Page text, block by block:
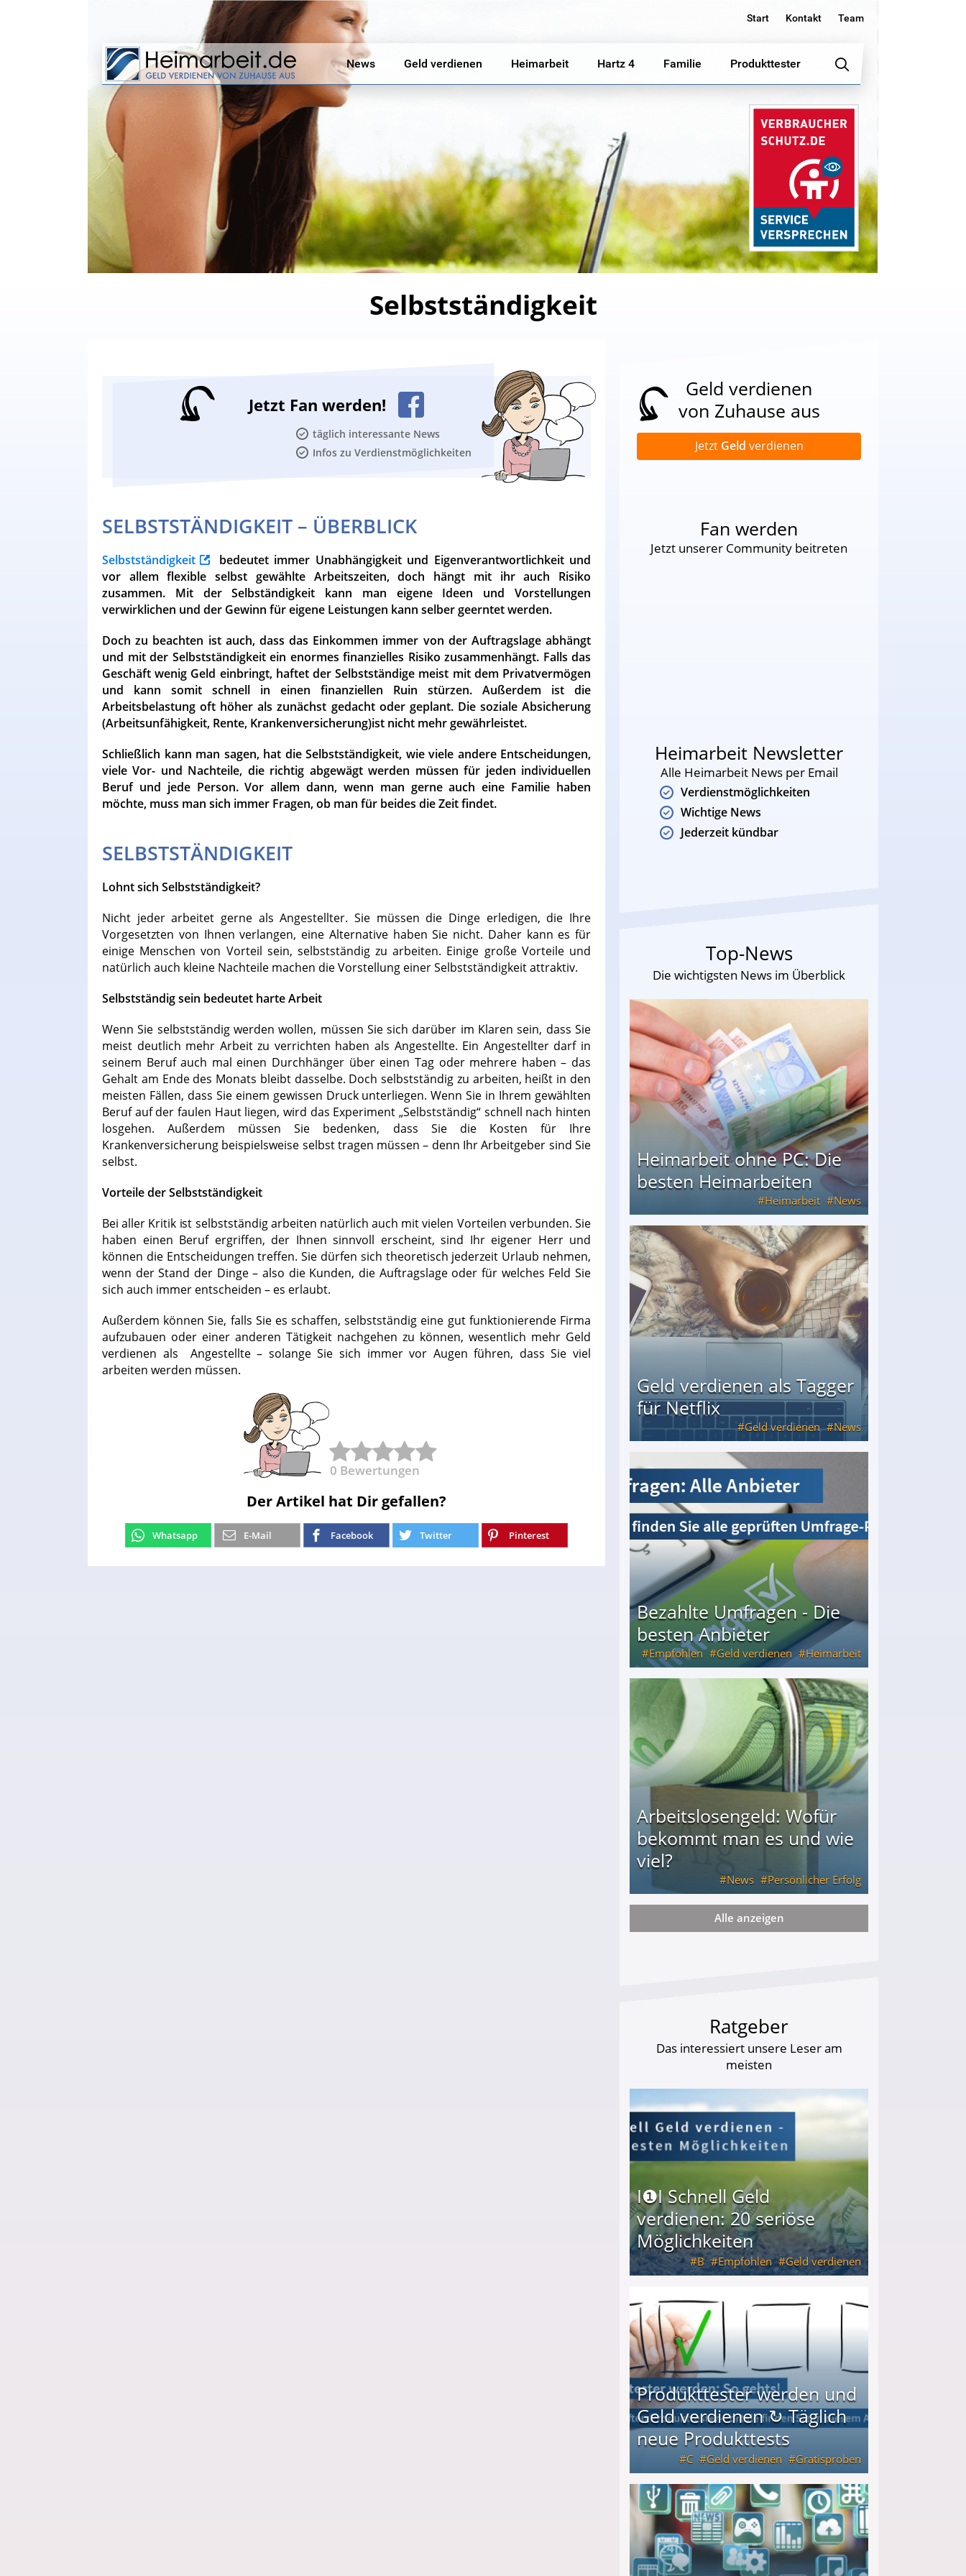
Start Kontakt Team
News Geld verdienen Heimarbeit Hartz 4 Familie Produkttester
Selbstständigkeit
Jetzt Fan werden!
täglich interessante News
Infos zu Verdienstmöglichkeiten
SELBSTSTÄNDIGKEIT – ÜBERBLICK
Selbstständigkeit
bedeutet immer Unabhängigkeit und Eigenverantwortlichkeit und
vor allem flexible selbst gewählte Arbeitszeiten, doch hängt mit ihr auch Risiko
zusammen. Mit der Selbständigkeit kann man eigene Ideen und Vorstellungen
verwirklichen und der Gewinn für eigene Leistungen kann selber geerntet werden.
Doch zu beachten ist auch, dass das Einkommen immer von der Auftragslage abhängt
und mit der Selbstständigkeit ein enormes finanzielles Risiko zusammenhängt. Falls das
Geschäft wenig Geld einbringt, haftet der Selbstständige meist mit dem Privatvermögen
und kann somit schnell in einen finanziellen Ruin stürzen. Außerdem ist die
Arbeitsbelastung oft höher als zunächst gedacht oder geplant. Die soziale Absicherung
(Arbeitsunfähigkeit, Rente, Krankenversicherung)ist nicht mehr gewährleistet.
Schließlich kann man sagen, hat die Selbstständigkeit, wie viele andere Entscheidungen,
viele Vor- und Nachteile, die richtig abgewägt werden müssen für jeden individuellen
Beruf und jede Person. Vor allem dann, wenn man gerne auch eine Familie haben
möchte, muss man sich immer Fragen, ob man für beides die Zeit findet.
SELBSTSTÄNDIGKEIT
Lohnt sich Selbstständigkeit?
Nicht jeder arbeitet gerne als Angestellter. Sie müssen die Dinge erledigen, die Ihre
Vorgesetzten von Ihnen verlangen, eine Alternative haben Sie nicht. Daher kann es für
einige Menschen von Vorteil sein, selbstständig zu arbeiten. Einige große Vorteile und
natürlich auch kleine Nachteile machen die Vorstellung einer Selbstständigkeit attraktiv.
Selbstständig sein bedeutet harte Arbeit
Wenn Sie selbstständig werden wollen, müssen Sie sich darüber im Klaren sein, dass Sie
meist deutlich mehr Arbeit zu verrichten haben als Angestellte. Ein Angestellter darf in
seinem Beruf auch mal einen Durchhänger über einen Tag oder mehrere haben – das
Gehalt am Ende des Monats bleibt dasselbe. Doch selbstständig zu arbeiten, heißt in den
meisten Fällen, dass Sie einem gewissen Druck unterliegen. Wenn Sie in Ihrem gewählten
Beruf auf der faulen Haut liegen, wird das Experiment „Selbstständig“ schnell nach hinten
losgehen. Außerdem müssen Sie bedenken, dass Sie die Kosten für Ihre
Krankenversicherung beispielsweise selbst tragen müssen – denn Ihr Arbeitgeber sind Sie
selbst.
Vorteile der Selbstständigkeit
Bei aller Kritik ist selbstständig arbeiten natürlich auch mit vielen Vorteilen verbunden. Sie
haben einen Beruf ergriffen, der Ihnen sinnvoll erscheint, sind Ihr eigener Herr und
können die Entscheidungen treffen. Sie dürfen sich theoretisch jederzeit Urlaub nehmen,
wenn der Stand der Dinge – also die Kunden, die Auftragslage oder für welches Feld Sie
sich auch immer entscheiden – es erlaubt.
Außerdem können Sie, falls Sie es schaffen, selbstständig eine gut funktionierende Firma
aufzubauen oder einer anderen Tätigkeit nachgehen zu können, wesentlich mehr Geld
verdienen als Angestellte – solange Sie sich immer vor Augen führen, dass Sie viel
arbeiten werden müssen.
0 Bewertungen
Der Artikel hat Dir gefallen?
Whatsapp E-Mail Facebook Twitter Pinterest
Geld verdienen
von Zuhause aus
Jetzt Geld verdienen
Fan werden
Jetzt unserer Community beitreten
Heimarbeit Newsletter
Alle Heimarbeit News per Email
Verdienstmöglichkeiten
Wichtige News
Jederzeit kündbar
Top-News
Die wichtigsten News im Überblick
Heimarbeit ohne PC: Die
besten Heimarbeiten
Heimarbeit News
Heimarbeit ohne PC: Die besten Heimarbeiten
Geld verdienen als Tagger
für Netflix
Geld verdienen News
Geld verdienen als Tagger für Netflix
Bezahlte Umfragen - Die
besten Anbieter
Empfohlen Geld verdienen Heimarbeit
Arbeitslosengeld: Wofür
bekommt man es und wie
viel?
News Persönlicher Erfolg
Arbeitslosengeld: Wofür bekommt man es und wie viel?
Alle anzeigen
Ratgeber
Das interessiert unsere Leser am
meisten
I❶I Schnell Geld
verdienen: 20 seriöse
Möglichkeiten
B Empfohlen Geld verdienen
Produkttester werden und
Geld verdienen ↻ Täglich
neue Produkttests
C Geld verdienen Gratisproben
Produkttester werden und Geld verdienen ↻ Täglich neue Produkttests